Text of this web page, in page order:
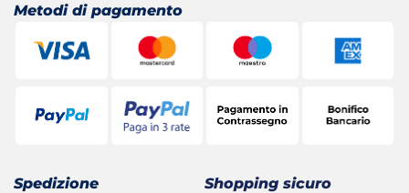
Metodi di pagamento
Spedizione Shopping sicuro